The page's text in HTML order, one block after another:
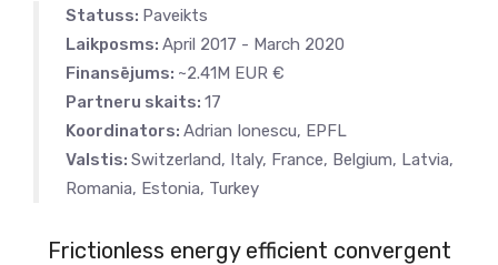
Statuss: Paveikts
Laikposms: April 2017 - March 2020
Finansējums: ~2.41M EUR €
Partneru skaits: 17
Koordinators: Adrian Ionescu, EPFL
Valstis: Switzerland, Italy, France, Belgium, Latvia,
Romania, Estonia, Turkey
Frictionless energy efficient convergent